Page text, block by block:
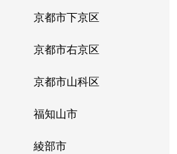
京都市下京区
京都市右京区
京都市山科区
福知山市
綾部市